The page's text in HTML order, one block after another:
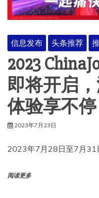
信息发布 头条推荐
2023
即将开启
体验享不停
2023年7月23日
2023年7月28日至7月31
阅读更多